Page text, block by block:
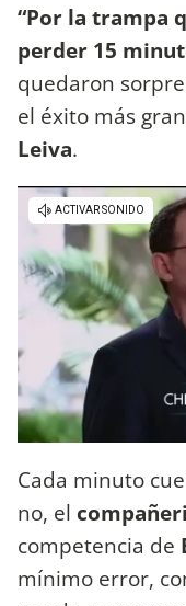
“Por la trampa
perder 15
quedaron
el éxito más
Leiva.
Cada minuto
no, el
competencia de
mínimo error,